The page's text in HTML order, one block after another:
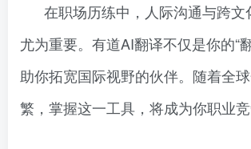
在职场历练中，人际沟通与跨文
尤为重要。有道AI翻译不仅是你的“
助你拓宽国际视野的伙伴。随着全
繁，掌握这一工具，将成为你职业竞